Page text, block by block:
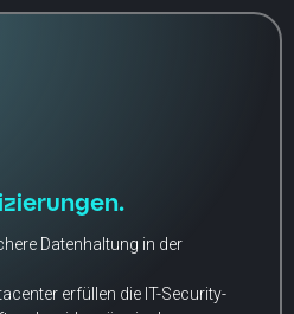
Datenhaltung in der
erfüllen die IT-Security-